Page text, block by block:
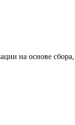
на основе сбора,